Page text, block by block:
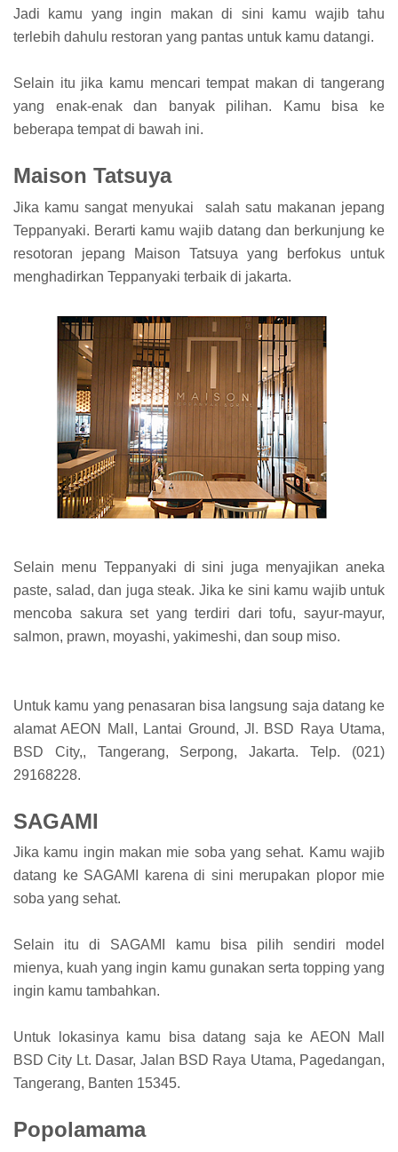
Jadi kamu yang ingin makan di sini kamu wajib tahu
terlebih dahulu restoran yang pantas untuk kamu datangi.
Selain itu jika kamu mencari tempat makan di tangerang
yang enak-enak dan banyak pilihan. Kamu bisa ke
beberapa tempat di bawah ini.
Maison Tatsuya
Jika kamu sangat menyukai salah satu makanan jepang
Teppanyaki. Berarti kamu wajib datang dan berkunjung ke
resotoran jepang Maison Tatsuya yang berfokus untuk
menghadirkan Teppanyaki terbaik di jakarta.
Selain menu Teppanyaki di sini juga menyajikan aneka
paste, salad, dan juga steak. Jika ke sini kamu wajib untuk
mencoba sakura set yang terdiri dari tofu, sayur-mayur,
salmon, prawn, moyashi, yakimeshi, dan soup miso.
Untuk kamu yang penasaran bisa langsung saja datang ke
alamat AEON Mall, Lantai Ground, Jl. BSD Raya Utama,
BSD City,, Tangerang, Serpong, Jakarta. Telp. (021)
29168228.
SAGAMI
Jika kamu ingin makan mie soba yang sehat. Kamu wajib
datang ke SAGAMI karena di sini merupakan plopor mie
soba yang sehat.
Selain itu di SAGAMI kamu bisa pilih sendiri model
mienya, kuah yang ingin kamu gunakan serta topping yang
ingin kamu tambahkan.
Untuk lokasinya kamu bisa datang saja ke AEON Mall
BSD City Lt. Dasar, Jalan BSD Raya Utama, Pagedangan,
Tangerang, Banten 15345.
Popolamama